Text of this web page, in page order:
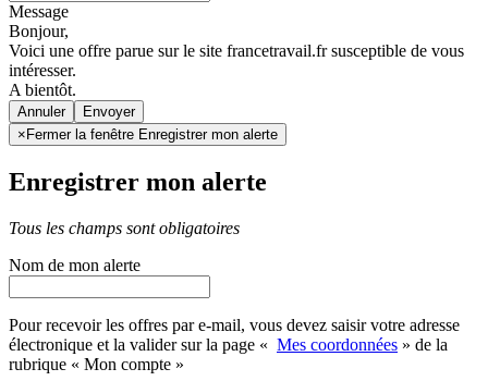
Message
Bonjour,
Voici une offre parue sur le site francetravail.fr susceptible de vous
intéresser.
A bientôt.
Annuler
× Fermer la fenêtre Enregistrer mon alerte
Enregistrer mon alerte
Tous les champs sont obligatoires
Nom de mon alerte
Pour recevoir les offres par e-mail, vous devez saisir votre adresse
électronique et la valider sur la page « Mes coordonnées » de la
rubrique « Mon compte »